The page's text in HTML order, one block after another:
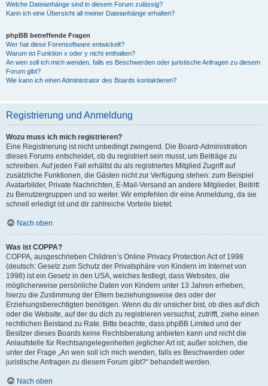
Welche Dateianhänge sind in diesem Forum zulässig?
Kann ich eine Übersicht all meiner Dateianhänge erhalten?
phpBB betreffende Fragen
Wer hat diese Forensoftware entwickelt?
Warum ist Funktion x oder y nicht enthalten?
An wen soll ich mich wenden, falls es Beschwerden oder juristische Anfragen zu diesem
Forum gibt?
Wie kann ich einen Administrator des Boards kontaktieren?
Registrierung und Anmeldung
Wozu muss ich mich registrieren?
Eine Registrierung ist nicht unbedingt zwingend. Die Board-Administration
dieses Forums entscheidet, ob du registriert sein musst, um Beiträge zu
schreiben. Auf jeden Fall erhältst du als registriertes Mitglied Zugriff auf
zusätzliche Funktionen, die Gästen nicht zur Verfügung stehen: zum Beispiel
Avatarbilder, Private Nachrichten, E-Mail-Versand an andere Mitglieder, Beitritt
zu Benutzergruppen und so weiter. Wir empfehlen dir eine Anmeldung, da sie
schnell erledigt ist und dir zahlreiche Vorteile bietet.
Nach oben
Was ist COPPA?
COPPA, ausgeschrieben Children’s Online Privacy Protection Act of 1998
(deutsch: Gesetz zum Schutz der Privatsphäre von Kindern im Internet von
1998) ist ein Gesetz in den USA, welches festlegt, dass Websites, die
möglicherweise persönliche Daten von Kindern unter 13 Jahren erheben,
hierzu die Zustimmung der Eltern beziehungsweise des oder der
Erziehungsberechtigten benötigen. Wenn du dir unsicher bist, ob dies auf dich
oder die Website, auf der du dich zu registrieren versuchst, zutrifft, ziehe einen
rechtlichen Beistand zu Rate. Bitte beachte, dass phpBB Limited und der
Besitzer dieses Boards keine Rechtsberatung anbieten kann und nicht die
Anlaufstelle für Rechtsangelegenheiten jeglicher Art ist; außer solchen, die
unter der Frage „An wen soll ich mich wenden, falls es Beschwerden oder
juristische Anfragen zu diesem Forum gibt?“ behandelt werden.
Nach oben